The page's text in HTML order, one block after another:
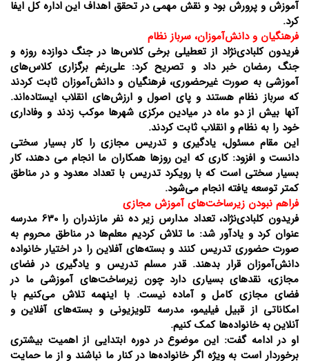
آموزش و پرورش بود و نقش مهمی در تحقق اهداف این اداره کل ایفا
کرد.
فرهنگیان و دانش‌آموزان، سرباز نظام
فریدون کلبادی‌نژاد از تعطیلی برخی کلاس‌ها در جنگ دوازده روزه و
جنگ رمضان خبر داد و تصریح کرد: علی‌رغم برگزاری کلاس‌های
آموزشی به صورت غیرحضوری، فرهنگیان و دانش‌آموزان ثابت کردند
که سرباز نظام هستند و پای اصول و ارزش‌های انقلاب ایستاده‌اند.
آنها بیش از دو ماه در میادین مرکزی شهرها موکب زدند و وفاداری
خود را به نظام و انقلاب ثابت کردند.
این مقام مسئول، یادگیری و تدریس مجازی را کار بسیار سختی
دانست و افزود: کاری که این روزها همکاران ما انجام می دهند، کار
بسیار سختی است که با رویکرد تدریس با تعداد معدود و در مناطق
کمتر توسعه یافته انجام می‌شود.
فراهم نبودن زیرساخت‌های آموزش مجازی
فریدون کلبادی‌نژاد، تعداد مدارس زیر ده نفر مازندران را 630 مدرسه
عنوان کرد و یادآور شد: ما تلاش کردیم معلم‌ها در مناطق محروم به
صورت حضوری تدریس کنند و بسته‌های آفلاین را در اختیار خانواده
دانش‌آموزان قرار بدهند. قدر مسلم تدریس و یادگیری در فضای
مجازی، نقدهای بسیاری دارد چون زیرساخت‌های آموزشی ما در
فضای مجازی کامل و آماده نیست. با اینهمه تلاش می‌کنیم با
امکاناتی از قبیل فیلیمو، مدرسه تلویزیونی و بسته‌های آفلاین و
آنلاین به خانواده‌ها کمک کنیم.
او در ادامه گفت: این موضوع در دوره ابتدایی از اهمیت بیشتری
برخوردار است به ویژه اگر خانواده‌ها در کنار ما نباشند و از ما حمایت